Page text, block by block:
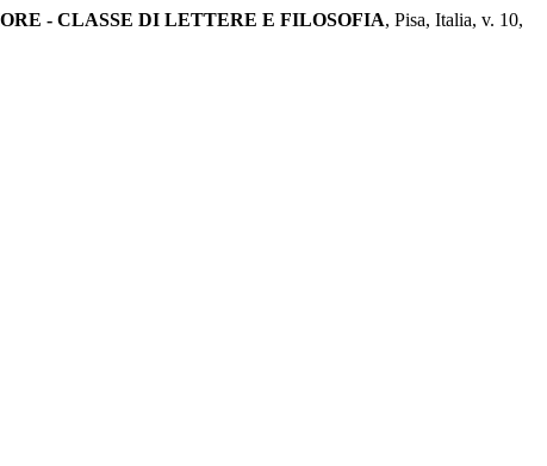
- CLASSE DI LETTERE E FILOSOFIA, Pisa, Italia, v. 10,